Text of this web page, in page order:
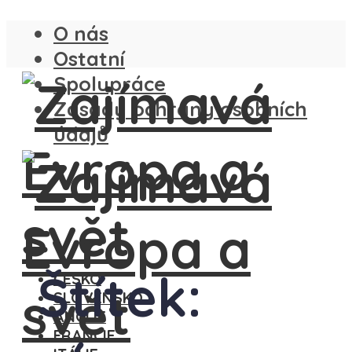
O nás
Ostatní
Spolupráce
Zásady ochrany osobních
údajů
ČESKO
SLOVENSKO
ANGLIE
FRANCIE
Štítek: